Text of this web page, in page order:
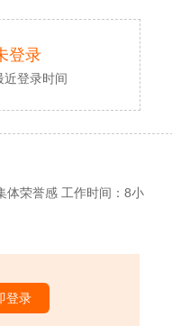
登录
近登录时间
体荣誉感 工作时间：8小
登录